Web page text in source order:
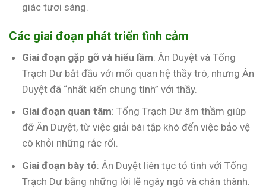
giác tươi sáng.
Các giai đoạn phát triển tình cảm
Giai đoạn gặp gỡ và hiểu lầm: Ân Duyệt và Tống
Trạch Dư bắt đầu với mối quan hệ thầy trò, nhưng Ân
Duyệt đã “nhất kiến chung tình” với thầy.
Giai đoạn quan tâm: Tống Trạch Dư âm thầm giúp
đỡ Ân Duyệt, từ việc giải bài tập khó đến việc bảo vệ
cô khỏi những rắc rối.
Giai đoạn bày tỏ: Ân Duyệt liên tục tỏ tình với Tống
Trạch Dư bằng những lời lẽ ngây ngô và chân thành.